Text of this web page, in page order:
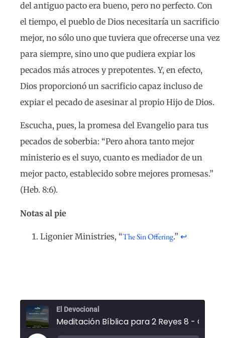
del antiguo pacto era bueno, pero no perfecto. Con
el tiempo, el pueblo de Dios necesitaría un sacrificio
mejor, no sólo uno que tuviera que ofrecerse una vez
para siempre, sino uno que pudiera expiar los
pecados más atroces y prepotentes. Y, en efecto,
Dios proporcionó un sacrificio capaz incluso de
expiar el pecado de asesinar al propio Hijo de Dios.
Escucha, pues, la promesa del Evangelio para tus
pecados de soberbia: “Pero ahora tanto mejor
ministerio es el suyo, cuanto es mediador de un
mejor pacto, establecido sobre mejores promesas.”
(Heb. 8:6).
Notas al pie
Ligonier Ministries, “The Sin Offering.” ↩︎
El Devocional